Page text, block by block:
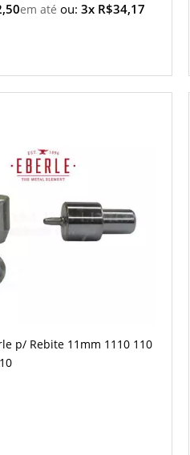
ou: 3x R$34,17
p/ Rebite 11mm 1110 110